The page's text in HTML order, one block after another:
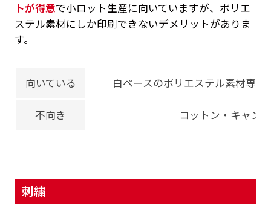
トが得意で小ロット生産に向いていますが、ポリエ
ステル素材にしか印刷できないデメリットがありま
す。
向いている 白ベースのポリエステル素材専
不向き コットン・キャン
刺繍